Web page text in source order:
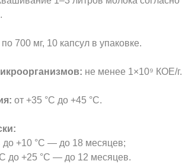
700 мг, 10 капсул в упаковке.
не менее 1×10⁹ КОЕ/г.
от +35 °С до +45 °С.
до +10 °С — до 18 месяцев;
до +25 °С — до 12 месяцев.